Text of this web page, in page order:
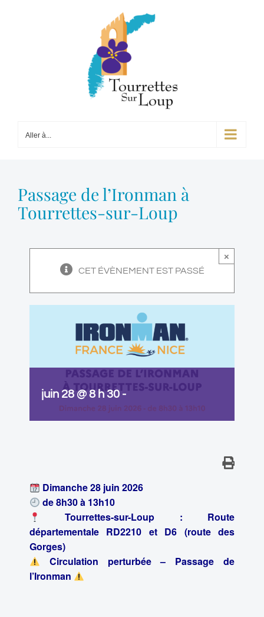
Aller à...
Passage de l’Ironman à
Tourrettes-sur-Loup
×
CET ÉVÈNEMENT EST PASSÉ
juin 28 @ 8 h 30-
Dimanche 28 juin 2026
de 8h30 à 13h10
Tourrettes-sur-Loup : Route
départementale RD2210 et D6 (route des
Gorges)
Circulation perturbée – Passage de
l’Ironman